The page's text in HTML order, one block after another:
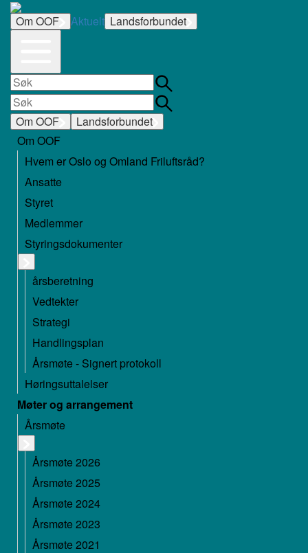
Om OOF Aktuelt Landsforbundet
Om OOF
Landsforbundet
Om OOF
Hvem er Oslo og Omland Friluftsråd?
Ansatte
Styret
Medlemmer
Styringsdokumenter
årsberetning
Vedtekter
Strategi
Handlingsplan
Årsmøte - Signert protokoll
Høringsuttalelser
Møter og arrangement
Årsmøte
Årsmøte 2026
Årsmøte 2025
Årsmøte 2024
Årsmøte 2023
Årsmøte 2021